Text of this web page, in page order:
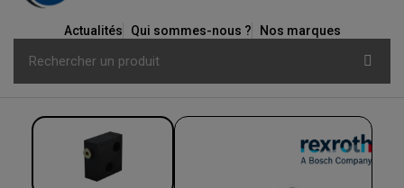
Actualités Qui sommes-nous ? Nos marques